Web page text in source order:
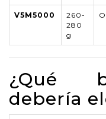
V5M5000
260-
280
g
¿Qué
debería